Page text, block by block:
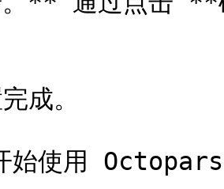
成。
始使用